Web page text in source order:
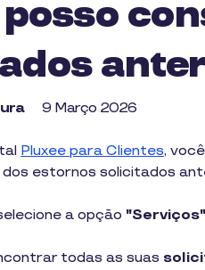
9 Março 2026
Pluxee para Clientes,
estornos solicitados
a opção "Serviços"
todas as suas